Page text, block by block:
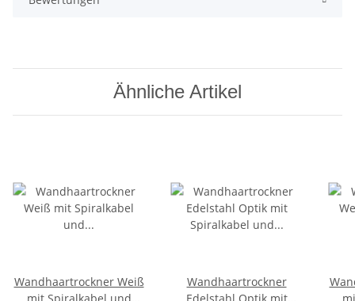
Ähnliche Artikel
Wandhaartrockner Weiß
Wandhaartrockner